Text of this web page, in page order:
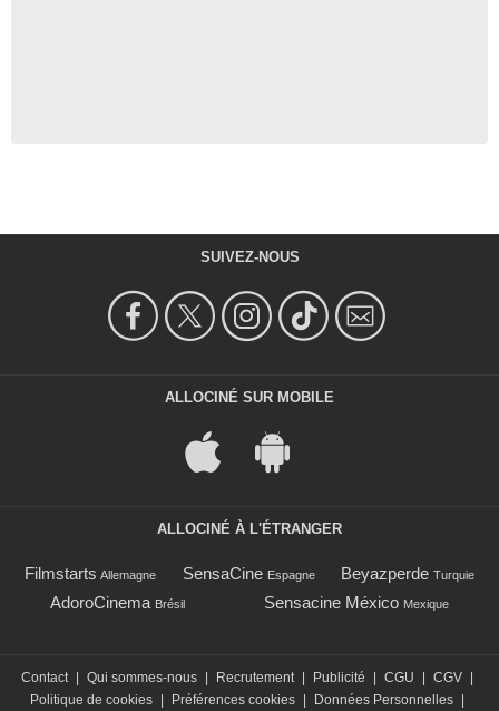
SUIVEZ-NOUS
ALLOCINÉ SUR MOBILE
ALLOCINÉ À L'ÉTRANGER
Filmstarts Allemagne SensaCine Espagne Beyazperde Turquie
AdoroCinema Brésil Sensacine México Mexique
Contact Qui sommes-nous Recrutement Publicité CGU CGV
Politique de cookies
Préférences cookies Données Personnelles